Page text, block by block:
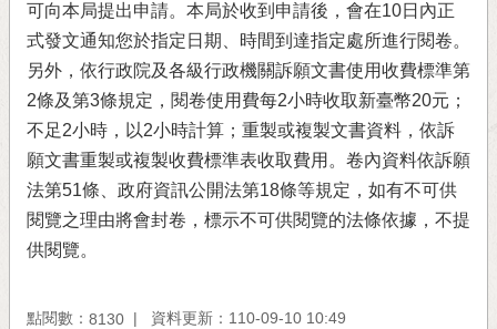
可向本局提出申請。本局於收到申請後，會在10日內正
式發文通知您於指定日期、時間到達指定處所進行閱卷。
另外，依行政院及各級行政機關訴願文書使用收費標準第
2條及第3條規定，閱卷使用費每2小時收取新臺幣20元；
不足2小時，以2小時計算；重製或複製文書資料，依訴
願文書重製或複製收費標準表收取費用。卷內資料依訴願
法第51條、政府資訊公開法第18條等規定，如有不可供
閱覽之理由將會封卷，標示不可供閱覽的法條依據，不提
供閱覽。
點閱數： 8130
資料更新：110-09-10 10:49